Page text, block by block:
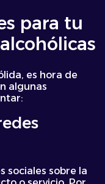
para tu
es hora de
algunas
sociales sobre la